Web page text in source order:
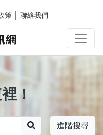
策 聯絡我們
！
進階搜尋